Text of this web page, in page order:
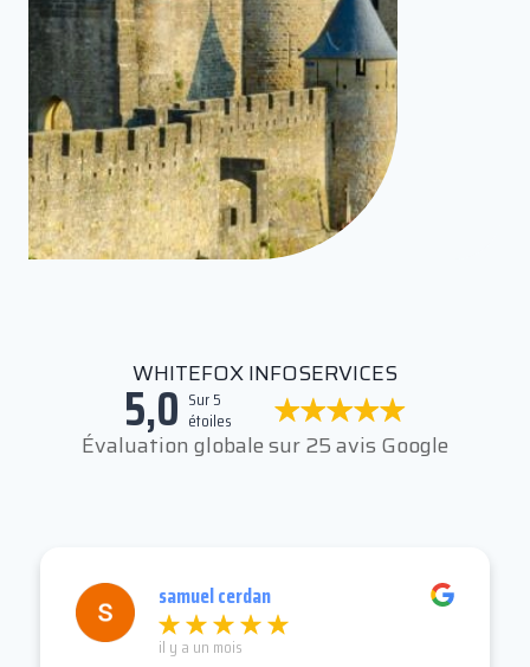
WHITEFOX INFOSERVICES
5,0 Sur 5
étoiles
Évaluation globale sur 25 avis Google
samuel cerdan
il y a un mois